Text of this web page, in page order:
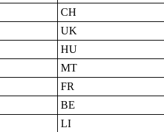
CH
UK
HU
MT
FR
BE
LI